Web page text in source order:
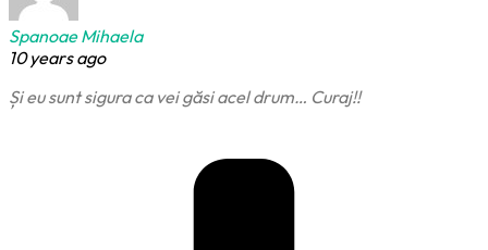
Spanoae Mihaela
10 years ago
Și eu sunt sigura ca vei găsi acel drum… Curaj!!